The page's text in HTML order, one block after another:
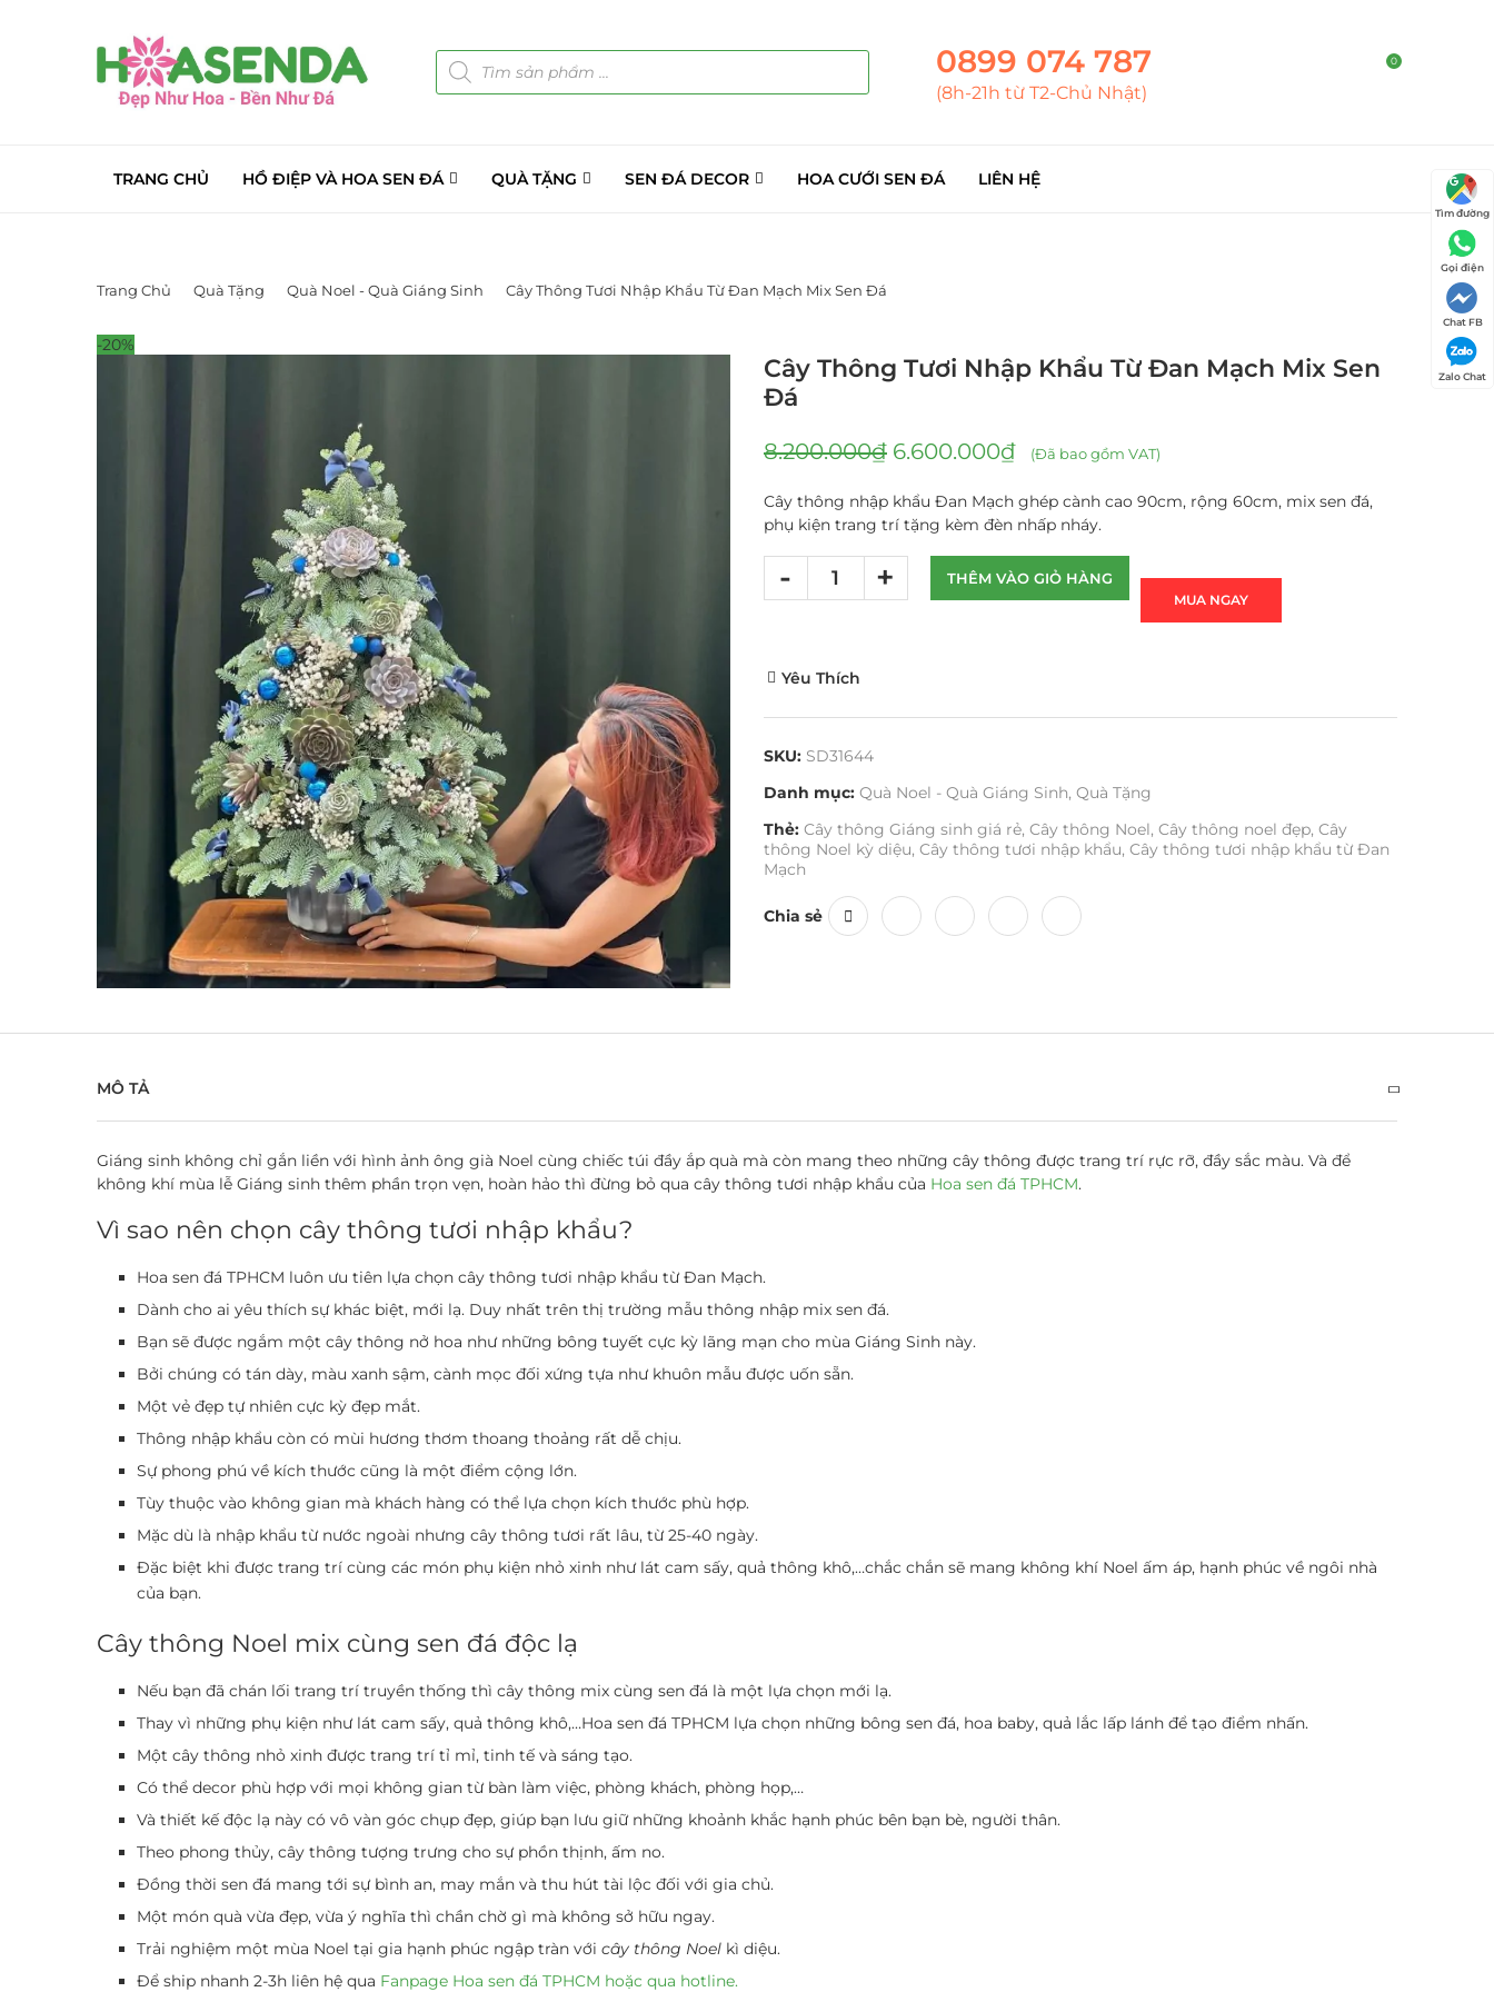
0899 074 787
(8h-21h từ T2-Chủ Nhật)
0
TRANG CHỦ HỒ ĐIỆP VÀ HOA SEN ĐÁ QUÀ TẶNG SEN ĐÁ DECOR HOA CƯỚI SEN ĐÁ LIÊN HỆ
Trang Chủ Quà Tặng Quà Noel - Quà Giáng Sinh Cây Thông Tươi Nhập Khẩu Từ Đan Mạch Mix Sen Đá
-20%
Cây Thông Tươi Nhập Khẩu Từ Đan Mạch Mix Sen
Đá
8.200.000₫ 6.600.000₫ (Đã bao gồm VAT)
Cây thông nhập khẩu Đan Mạch ghép cành cao 90cm, rộng 60cm, mix sen đá,
phụ kiện trang trí tặng kèm đèn nhấp nháy.
THÊM VÀO GIỎ HÀNG
MUA NGAY
Yêu Thích
SKU: SD31644
Danh mục: Quà Noel - Quà Giáng Sinh, Quà Tặng
Thẻ: Cây thông Giáng sinh giá rẻ, Cây thông Noel, Cây thông noel đẹp, Cây
thông Noel kỳ diệu, Cây thông tươi nhập khẩu, Cây thông tươi nhập khẩu từ Đan
Mạch
Chia sẻ
MÔ TẢ
Giáng sinh không chỉ gắn liền với hình ảnh ông già Noel cùng chiếc túi đầy ắp quà mà còn mang theo những cây thông được trang trí rực rỡ, đầy sắc màu. Và để
không khí mùa lễ Giáng sinh thêm phần trọn vẹn, hoàn hảo thì đừng bỏ qua cây thông tươi nhập khẩu của Hoa sen đá TPHCM.
Vì sao nên chọn cây thông tươi nhập khẩu?
Hoa sen đá TPHCM luôn ưu tiên lựa chọn cây thông tươi nhập khẩu từ Đan Mạch.
Dành cho ai yêu thích sự khác biệt, mới lạ. Duy nhất trên thị trường mẫu thông nhập mix sen đá.
Bạn sẽ được ngắm một cây thông nở hoa như những bông tuyết cực kỳ lãng mạn cho mùa Giáng Sinh này.
Bởi chúng có tán dày, màu xanh sậm, cành mọc đối xứng tựa như khuôn mẫu được uốn sẵn.
Một vẻ đẹp tự nhiên cực kỳ đẹp mắt.
Thông nhập khẩu còn có mùi hương thơm thoang thoảng rất dễ chịu.
Sự phong phú về kích thước cũng là một điểm cộng lớn.
Tùy thuộc vào không gian mà khách hàng có thể lựa chọn kích thước phù hợp.
Mặc dù là nhập khẩu từ nước ngoài nhưng cây thông tươi rất lâu, từ 25-40 ngày.
Đặc biệt khi được trang trí cùng các món phụ kiện nhỏ xinh như lát cam sấy, quả thông khô,…chắc chắn sẽ mang không khí Noel ấm áp, hạnh phúc về ngôi nhà
của bạn.
Cây thông Noel mix cùng sen đá độc lạ
Nếu bạn đã chán lối trang trí truyền thống thì cây thông mix cùng sen đá là một lựa chọn mới lạ.
Thay vì những phụ kiện như lát cam sấy, quả thông khô,…Hoa sen đá TPHCM lựa chọn những bông sen đá, hoa baby, quả lắc lấp lánh để tạo điểm nhấn.
Một cây thông nhỏ xinh được trang trí tỉ mỉ, tinh tế và sáng tạo.
Có thể decor phù hợp với mọi không gian từ bàn làm việc, phòng khách, phòng họp,…
Và thiết kế độc lạ này có vô vàn góc chụp đẹp, giúp bạn lưu giữ những khoảnh khắc hạnh phúc bên bạn bè, người thân.
Theo phong thủy, cây thông tượng trưng cho sự phồn thịnh, ấm no.
Đồng thời sen đá mang tới sự bình an, may mắn và thu hút tài lộc đối với gia chủ.
Một món quà vừa đẹp, vừa ý nghĩa thì chần chờ gì mà không sở hữu ngay.
Trải nghiệm một mùa Noel tại gia hạnh phúc ngập tràn với cây thông Noel kì diệu.
Để ship nhanh 2-3h liên hệ qua Fanpage Hoa sen đá TPHCM hoặc qua hotline.
Tìm đường
Gọi điện
Chat FB
Zalo Chat